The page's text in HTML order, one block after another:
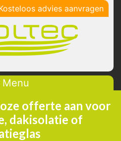
advies aanvragen
Menu
offerte aan voor
dakisolatie of